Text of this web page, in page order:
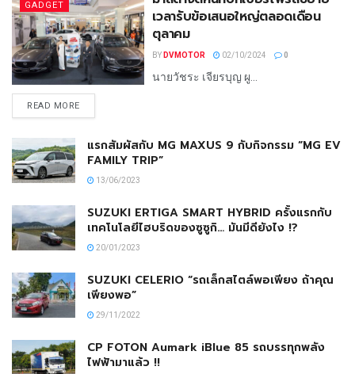
GADGET
เวลารับข้อเสนอใหญ่ตลอดเดือน
ตุลาคม
BY DVMOTOR 02/10/2024 0
นายวัชระ เจียรบุญ ผู...
READ MORE
แรกสัมผัสกับ MG MAXUS 9 กับกิจกรรม “MG EV
FAMILY TRIP”
13/06/2023
SUZUKI ERTIGA SMART HYBRID ครั้งแรกกับ
เทคโนโลยีไฮบริดของซูซูกิ… มันมีดียังไง !?
20/01/2023
SUZUKI CELERIO “รถเล็กสไตล์พอเพียง ถ้าคุณ
เพียงพอ”
29/11/2022
CP FOTON Aumark iBlue 85 รถบรรทุกพลัง
ไฟฟ้ามาแล้ว !!